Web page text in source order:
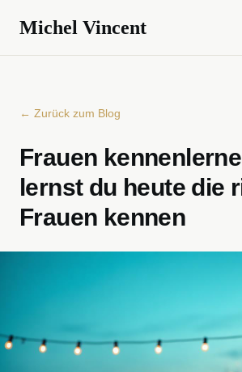
Michel Vincent
← Zurück zum Blog
Frauen
lernst du heute die
Frauen kennen